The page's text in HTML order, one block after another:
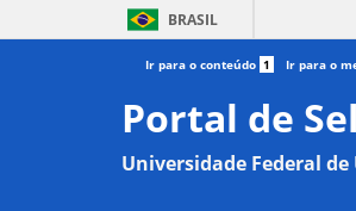
BRASIL
Ir para o conteúdo 1 Ir para o
Portal de
Universidade Federal